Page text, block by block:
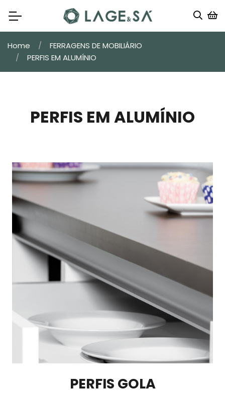
Home
FERRAGENS DE MOBILIÁRIO
PERFIS EM ALUMÍNIO
PERFIS EM ALUMÍNIO
PERFIS GOLA